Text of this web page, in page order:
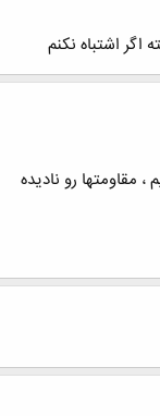
مقاومتها رو نادیده